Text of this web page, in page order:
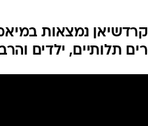
נמצאות
תלותיים, ילדים